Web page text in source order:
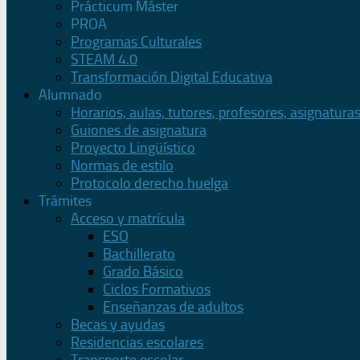
Prácticum Máster
PROA
Programas Culturales
STEAM 4.0
Transformación Digital Educativa
Alumnado
Horarios, aulas, tutores, profesores, asignaturas
Guiones de asignatura
Proyecto Lingüístico
Normas de estilo
Protocolo derecho huelga
Trámites
Acceso y matrícula
ESO
Bachillerato
Grado Básico
Ciclos Formativos
Enseñanzas de adultos
Becas y ayudas
Residencias escolares